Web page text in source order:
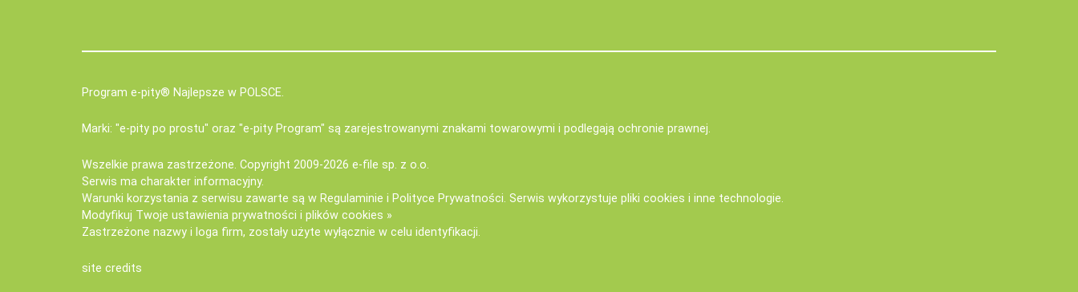
Program e-pity® Najlepsze w POLSCE.
Marki: "e-pity po prostu" oraz "e-pity Program" są zarejestrowanymi znakami towarowymi i podlegają ochronie prawnej.
Wszelkie prawa zastrzeżone. Copyright 2009-2026 e-file sp. z o.o.
Serwis ma charakter informacyjny.
Warunki korzystania z serwisu zawarte są w Regulaminie i Polityce Prywatności. Serwis wykorzystuje pliki cookies i inne technologie.
Modyfikuj Twoje ustawienia prywatności i plików cookies »
Zastrzeżone nazwy i loga firm, zostały użyte wyłącznie w celu identyfikacji.
site credits